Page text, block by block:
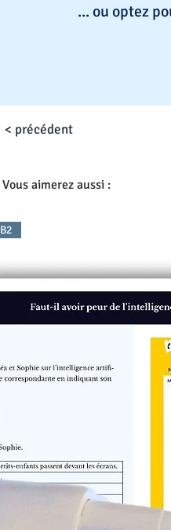
... ou optez
< précédent
Vous aimerez aussi :
B2